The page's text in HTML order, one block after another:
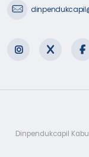
Dinpendukcapil